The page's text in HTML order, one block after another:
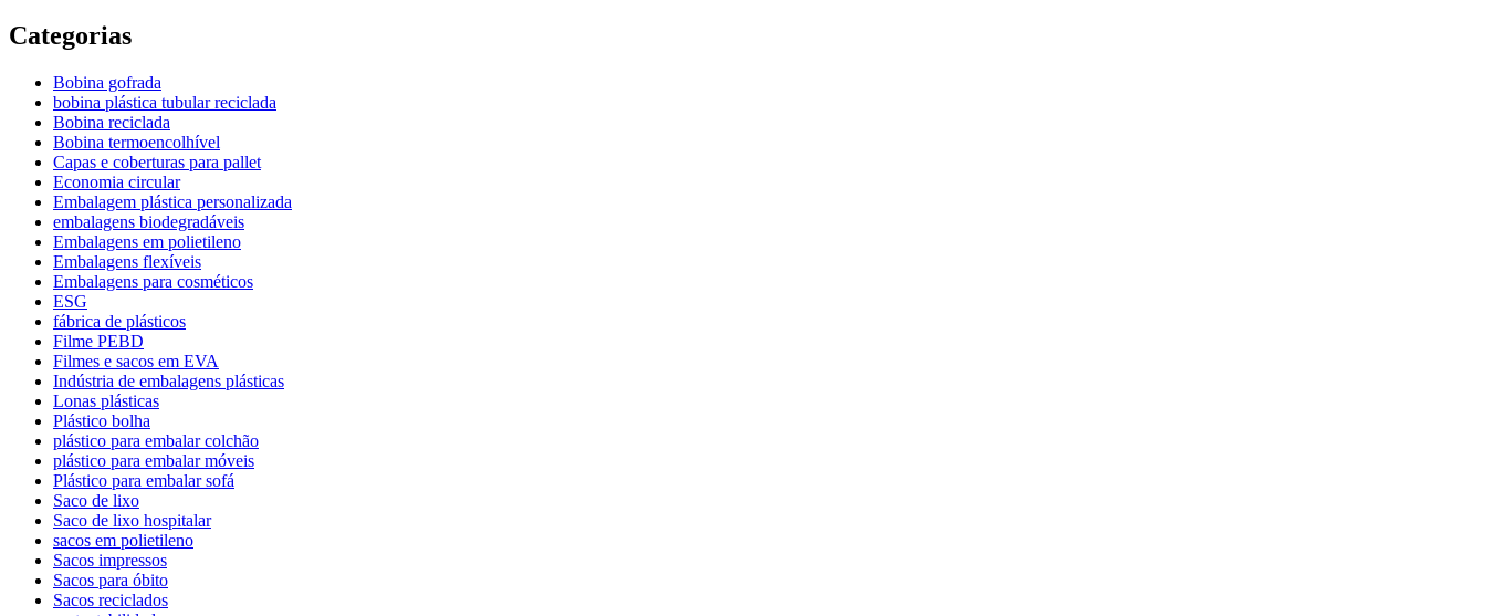
Categorias
Bobina gofrada
bobina plástica tubular reciclada
Bobina reciclada
Bobina termoencolhível
Capas e coberturas para pallet
Economia circular
Embalagem plástica personalizada
embalagens biodegradáveis
Embalagens em polietileno
Embalagens flexíveis
Embalagens para cosméticos
ESG
fábrica de plásticos
Filme PEBD
Filmes e sacos em EVA
Indústria de embalagens plásticas
Lonas plásticas
Plástico bolha
plástico para embalar colchão
plástico para embalar móveis
Plástico para embalar sofá
Saco de lixo
Saco de lixo hospitalar
sacos em polietileno
Sacos impressos
Sacos para óbito
Sacos reciclados